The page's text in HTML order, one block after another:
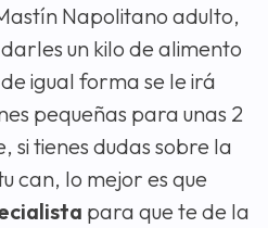
Napolitano adulto,
un kilo de alimento
igual forma se le irá
pequeñas para unas 2
si tienes dudas sobre la
can, lo mejor es que
para que te de la